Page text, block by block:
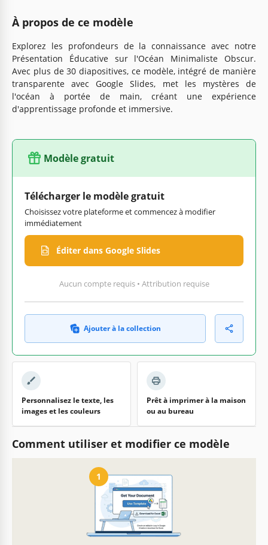
À propos de ce modèle
Explorez les profondeurs de la connaissance avec notre
Présentation Éducative sur l'Océan Minimaliste Obscur.
Avec plus de 30 diapositives, ce modèle, intégré de manière
transparente avec Google Slides, met les mystères de
l'océan à portée de main, créant une expérience
d'apprentissage profonde et immersive.
Modèle gratuit
Télécharger le modèle gratuit
Choisissez votre plateforme et commencez à modifier
immédiatement
Éditer dans Google Slides
Aucun compte requis • Attribution requise
Ajouter à la collection
Personnalisez le texte, les
images et les couleurs
Prêt à imprimer à la maison
ou au bureau
Comment utiliser et modifier ce modèle
1